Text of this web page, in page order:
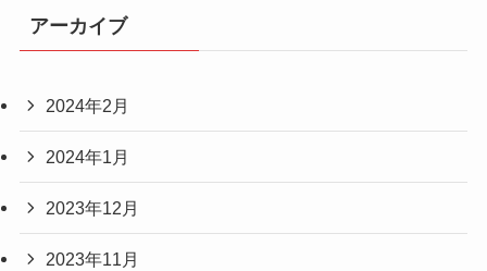
アーカイブ
2024年2月
2024年1月
2023年12月
2023年11月